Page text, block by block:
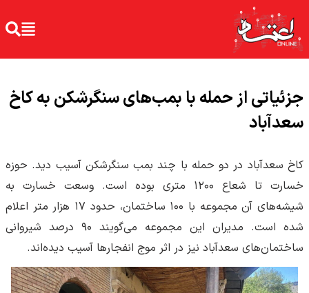
جزئیاتی از حمله با بمب‌های سنگرشکن به کاخ
سعدآباد
کاخ سعدآباد در دو حمله با چند بمب سنگرشکن آسیب دید. حوزه
خسارت تا شعاع ۱۲۰۰ متری بوده است. وسعت خسارت به
شیشه‌های آن مجموعه با ۱۰۰ ساختمان، حدود ۱۷ هزار متر اعلام
شده است. مدیران این مجموعه می‌گویند ۹۰ درصد شیروانی‌
ساختمان‌های سعدآباد نیز در اثر موج انفجارها آسیب دیده‌اند.